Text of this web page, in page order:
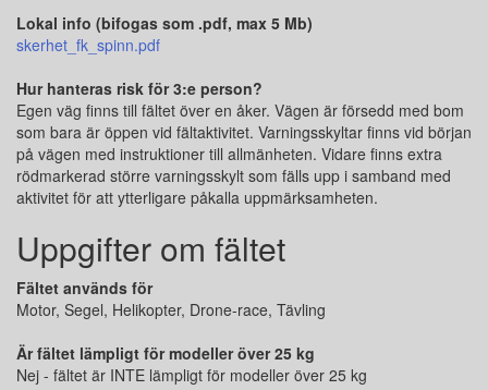
Lokal info (bifogas som .pdf, max 5 Mb)
skerhet_fk_spinn.pdf
Hur hanteras risk för 3:e person?
Egen väg finns till fältet över en åker. Vägen är försedd med bom
som bara är öppen vid fältaktivitet. Varningsskyltar finns vid början
på vägen med instruktioner till allmänheten. Vidare finns extra
rödmarkerad större varningsskylt som fälls upp i samband med
aktivitet för att ytterligare påkalla uppmärksamheten.
Uppgifter om fältet
Fältet används för
Motor, Segel, Helikopter, Drone-race, Tävling
Är fältet lämpligt för modeller över 25 kg
Nej - fältet är INTE lämpligt för modeller över 25 kg